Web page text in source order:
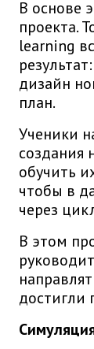
В основе
проекта.
learning
дизайн
план.
Ученики
создания
обучить
чтобы в
через
В этом
достигли